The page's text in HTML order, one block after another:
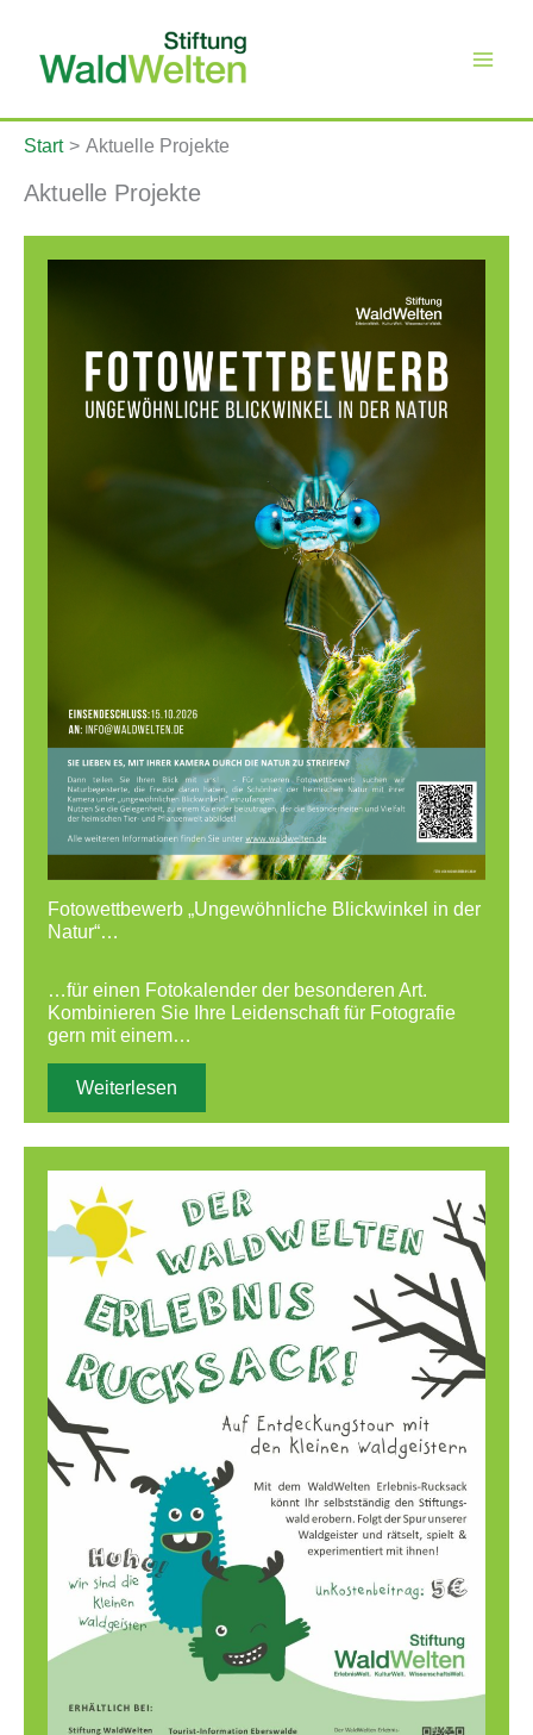
springen
Start Aktuelle Projekte
Aktuelle Projekte
Fotowettbewerb „Ungewöhnliche Blickwinkel in der
Natur“…
…für einen Fotokalender der besonderen Art.
Kombinieren Sie Ihre Leidenschaft für Fotografie
gern mit einem…
Weiterlesen